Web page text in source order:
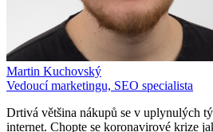
Martin Kuchovský
Vedoucí marketingu, SEO specialista
Drtivá většina nákupů se v uplynulých
internet. Chopte se koronavirové krize